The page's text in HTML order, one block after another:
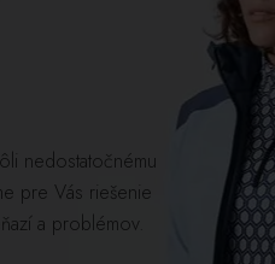
nedostatočnému
pre Vás riešenie
a problémov.